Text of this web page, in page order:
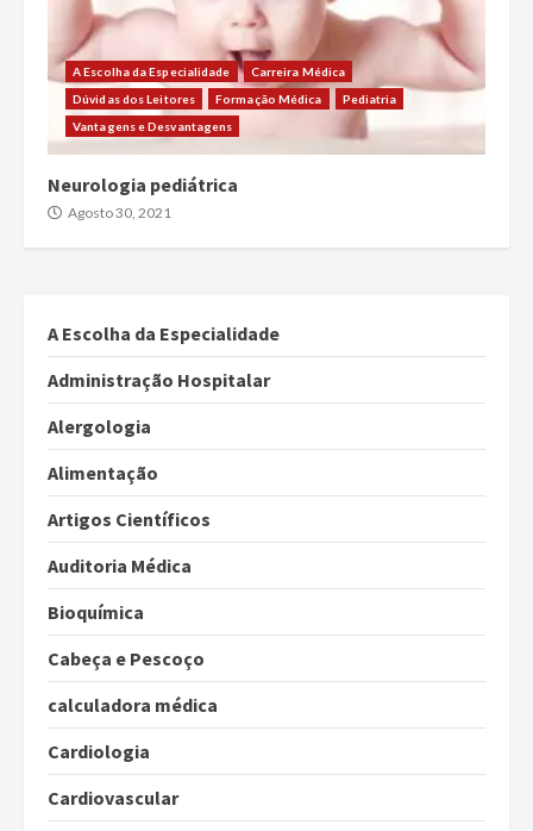
A Escolha da Especialidade
Carreira Médica
Dúvidas dos Leitores
Formação Médica
Pediatria
Vantagens e Desvantagens
Neurologia pediátrica
Agosto 30, 2021
A Escolha da Especialidade
Administração Hospitalar
Alergologia
Alimentação
Artigos Científicos
Auditoria Médica
Bioquímica
Cabeça e Pescoço
calculadora médica
Cardiologia
Cardiovascular